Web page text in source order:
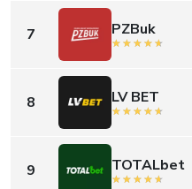
7 PZBuk
8 LV BET
9 TOTALbet